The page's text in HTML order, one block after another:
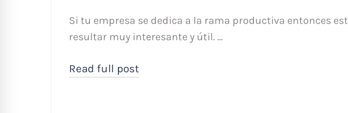
Si tu empresa se dedica a la rama productiva entonces
resultar muy interesante y útil. …
Read full post